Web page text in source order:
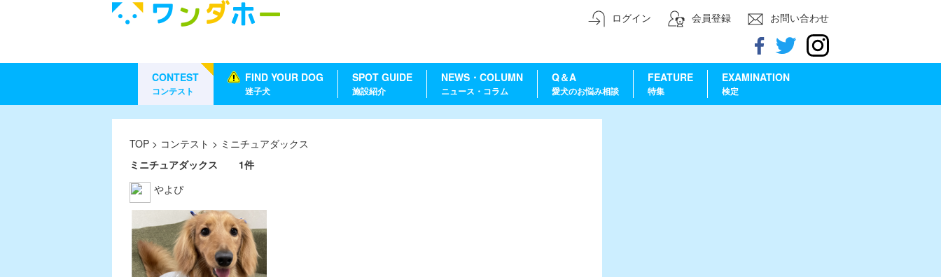
ログイン 会員登録 お問い合わせ
CONTEST
コンテスト
FIND YOUR DOG
迷子犬
SPOT GUIDE
施設紹介
NEWS・COLUMN
ニュース・コラム
Q＆A
愛犬のお悩み相談
FEATURE
特集
EXAMINATION
検定
TOP > コンテスト > ミニチュアダックス
ミニチュアダックス
1件
やよぴ